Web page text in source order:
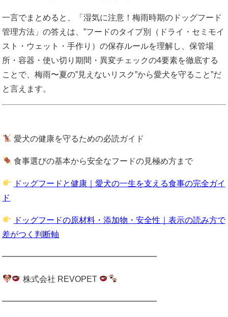
一言でまとめると、「湿気に注意！梅雨時期のドッグフード
管理方法」の答えは、”フードのタイプ別（ドライ・セミモイ
スト・ウェット・手作り）の保存ルールを理解し、保管場
所・容器・使い切り期間・異変チェックの4要素を徹底する
ことで、梅雨〜夏の”見えないリスク”から愛犬を守ること”だ
と言えます。
愛犬の健康を守るための必読ガイド
食事選びの基本から安全なフードの見極め方まで
ドッグフードと健康｜愛犬の一生を支える食事の完全ガイ
ド
ドッグフードの原材料・添加物・安全性｜表示の読み方で
差がつく判断軸
━━━━━━━━━━━━━━━━━━━
株式会社 REVOPET
━━━━━━━━━━━━━━━━━━━